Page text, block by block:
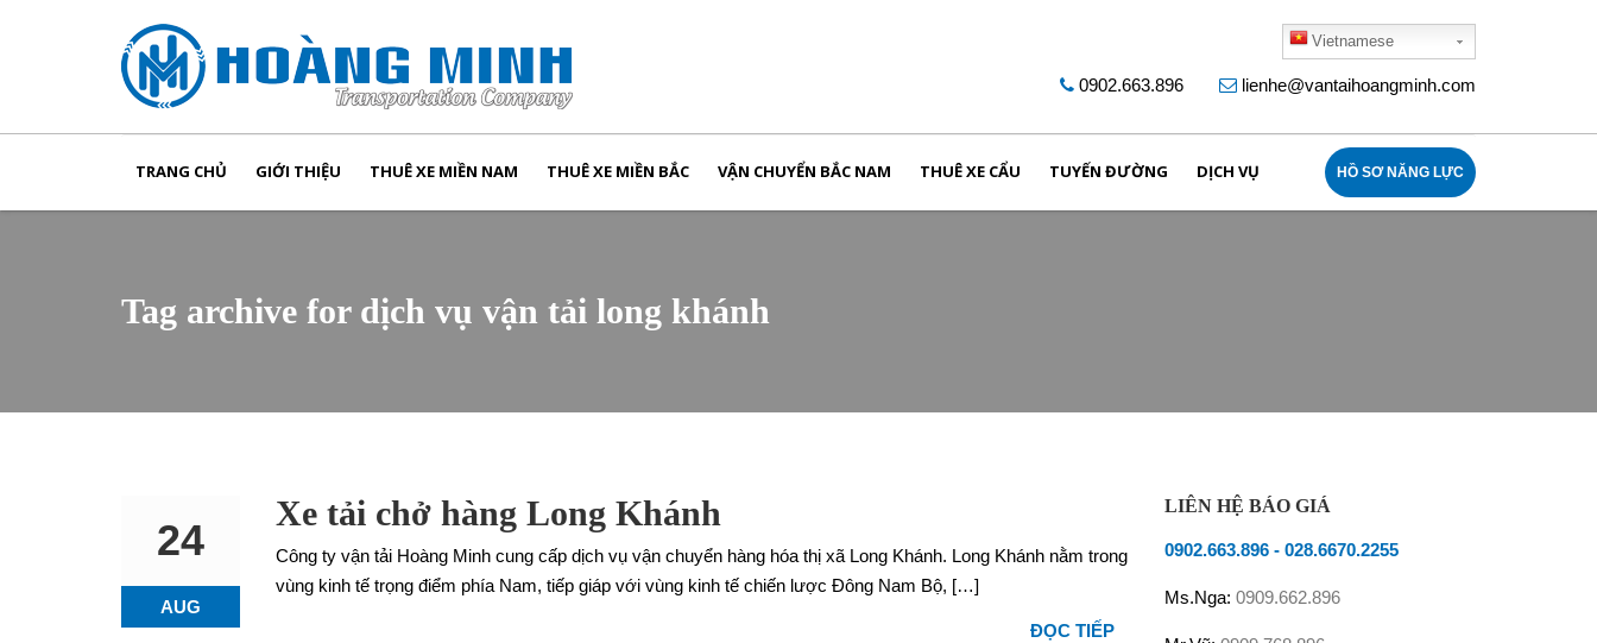
Vietnamese
0902.663.896 lienhe@vantaihoangminh.com
TRANG CHỦ GIỚI THIỆU THUÊ XE MIỀN NAM THUÊ XE MIỀN BẮC VẬN CHUYỂN BẮC NAM THUÊ XE CẨU TUYẾN ĐƯỜNG DỊCH VỤ HỒ SƠ NĂNG LỰC
Tag archive for dịch vụ vận tải long khánh
24
AUG
Xe tải chở hàng Long Khánh
Công ty vận tải Hoàng Minh cung cấp dịch vụ vận chuyển hàng hóa thị xã Long Khánh. Long Khánh nằm trong
vùng kinh tế trọng điểm phía Nam, tiếp giáp với vùng kinh tế chiến lược Đông Nam Bộ, […]
ĐỌC TIẾP
LIÊN HỆ BÁO GIÁ
0902.663.896- 028.6670.2255
Ms.Nga: 0909.662.896